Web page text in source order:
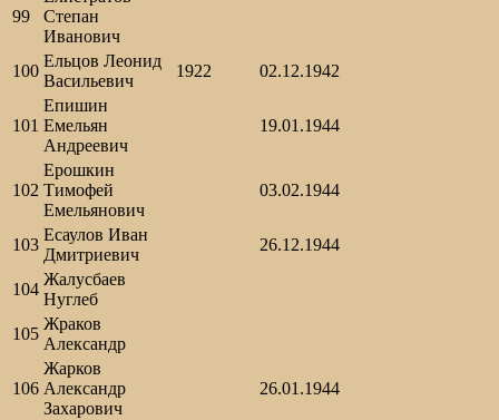
99
Степан
Иванович
100
Ельцов Леонид
Васильевич
1922 02.12.1942
101
Епишин
Емельян
Андреевич
19.01.1944
102
Ерошкин
Тимофей
Емельянович
03.02.1944
103
Есаулов Иван
Дмитриевич
26.12.1944
104
Жалусбаев
Нуглеб
105
Жраков
Александр
106
Жарков
Александр
Захарович
26.01.1944